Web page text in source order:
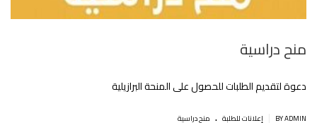
منح دراسية
دعوة لتقديم الطلبات للحصول على المنحة البرازيلية
BY ADMIN إعلانات للطلبة . منح دراسية